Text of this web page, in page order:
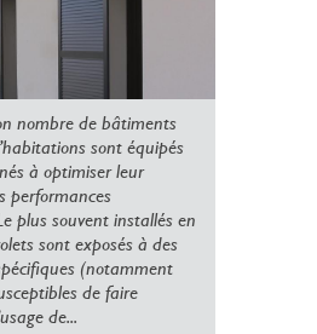
nombre de bâtiments
sont équipés
à optimiser leur
performances
plus souvent installés en
sont exposés à des
(notamment
de faire
de...